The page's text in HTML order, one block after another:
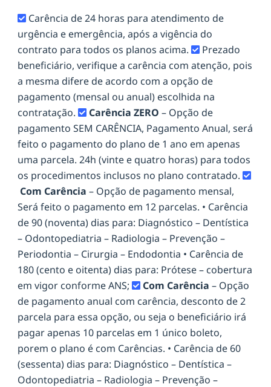
Carência de 24 horas para atendimento de
urgência e emergência, após a vigência do
contrato para todos os planos acima.
Prezado
beneficiário, verifique a carência com atenção, pois
a mesma difere de acordo com a opção de
pagamento (mensal ou anual) escolhida na
contratação.
Carência ZERO – Opção de
pagamento SEM CARÊNCIA, Pagamento Anual, será
feito o pagamento do plano de 1 ano em apenas
uma parcela. 24h (vinte e quatro horas) para todos
os procedimentos inclusos no plano contratado.
Com Carência – Opção de pagamento mensal,
Será feito o pagamento em 12 parcelas. • Carência
de 90 (noventa) dias para: Diagnóstico – Dentística
– Odontopediatria – Radiologia – Prevenção –
Periodontia – Cirurgia – Endodontia • Carência de
180 (cento e oitenta) dias para: Prótese – cobertura
em vigor conforme ANS;
Com Carência – Opção
de pagamento anual com carência, desconto de 2
parcela para essa opção, ou seja o beneficiário irá
pagar apenas 10 parcelas em 1 único boleto,
porem o plano é com Carências. • Carência de 60
(sessenta) dias para: Diagnóstico – Dentística –
Odontopediatria – Radiologia – Prevenção –